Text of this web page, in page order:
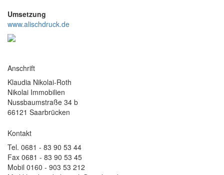
Umsetzung
www.alischdruck.de
Anschrift
Klaudia Nikolai-Roth
Nikolai Immobilien
Nussbaumstraße 34 b
66121 Saarbrücken
Kontakt
Tel. 0681 - 83 90 53 44
Fax 0681 - 83 90 53 45
Mobil 0160 - 903 53 212